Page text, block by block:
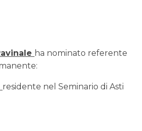
ha nominato referente
residente nel Seminario di Asti